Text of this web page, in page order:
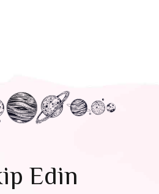
Edin